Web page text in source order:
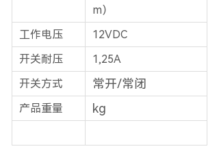
m）
工作电压
12VDC
开关耐压
1,25A
开关方式
常开/常闭
产品重量 kg